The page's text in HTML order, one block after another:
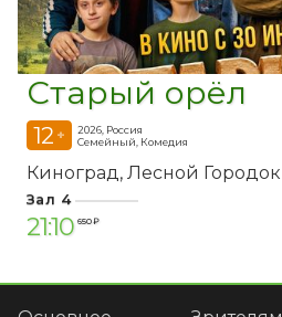
Старый орёл
12 +
2026, Россия
Семейный, Комедия
Киноград Лесной Городок
Зал 4
21:10 650 ₽